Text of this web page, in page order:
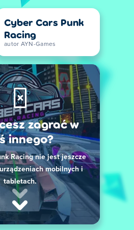
Cyber Cars Punk
Racing
autor AYN-Games
zagrać w
innego?
Racing nie jest jeszcze
mobilnych i
tabletach.